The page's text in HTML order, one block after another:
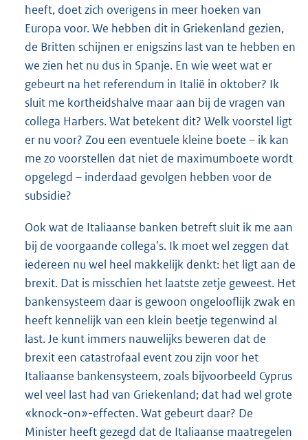
heeft, doet zich overigens in meer hoeken van
Europa voor. We hebben dit in Griekenland gezien,
de Britten schijnen er enigszins last van te hebben en
we zien het nu dus in Spanje. En wie weet wat er
gebeurt na het referendum in Italië in oktober? Ik
sluit me kortheidshalve maar aan bij de vragen van
collega Harbers. Wat betekent dit? Welk voorstel ligt
er nu voor? Zou een eventuele kleine boete – ik kan
me zo voorstellen dat niet de maximumboete wordt
opgelegd – inderdaad gevolgen hebben voor de
subsidie?
Ook wat de Italiaanse banken betreft sluit ik me aan
bij de voorgaande collega's. Ik moet wel zeggen dat
iedereen nu wel heel makkelijk denkt: het ligt aan de
brexit. Dat is misschien het laatste zetje geweest. Het
bankensysteem daar is gewoon ongelooflijk zwak en
heeft kennelijk van een klein beetje tegenwind al
last. Je kunt immers nauwelijks beweren dat de
brexit een catastrofaal event zou zijn voor het
Italiaanse bankensysteem, zoals bijvoorbeeld Cyprus
wel veel last had van Griekenland; dat had wel grote
«knock-on»-effecten. Wat gebeurt daar? De
Minister heeft gezegd dat de Italiaanse maatregelen